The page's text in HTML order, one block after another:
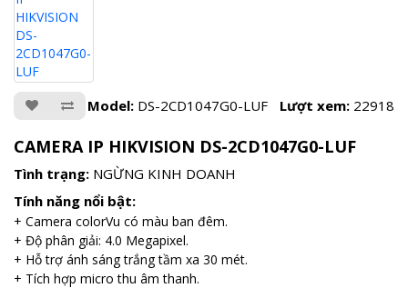
Model: DS-2CD1047G0-LUF Lượt xem: 22918
CAMERA IP HIKVISION DS-2CD1047G0-LUF
Tình trạng: NGỪNG KINH DOANH
Tính năng nổi bật:
+ Camera colorVu có màu ban đêm.
+ Độ phân giải: 4.0 Megapixel.
+ Hỗ trợ ánh sáng trắng tầm xa 30 mét.
+ Tích hợp micro thu âm thanh.